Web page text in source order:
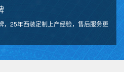
，25年西装定制上产经验，售后服务更